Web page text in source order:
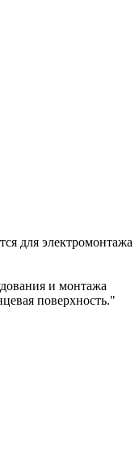
для электромонтажа
и монтажа
поверхность."